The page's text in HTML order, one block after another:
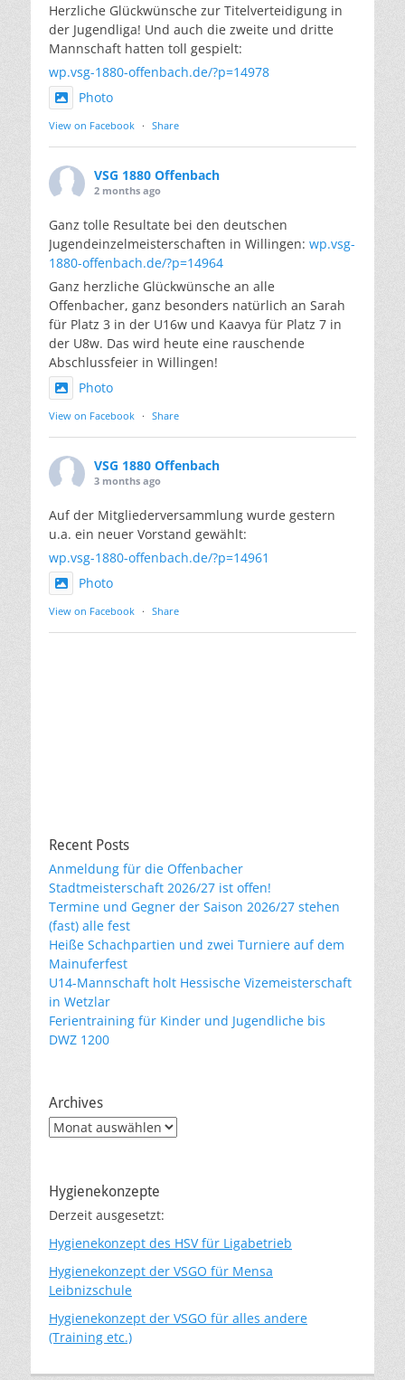
Herzliche Glückwünsche zur Titelverteidigung in
der Jugendliga! Und auch die zweite und dritte
Mannschaft hatten toll gespielt:
wp.vsg-1880-offenbach.de/?p=14978
Photo
View on Facebook · Share
VSG 1880 Offenbach
2 months ago
Ganz tolle Resultate bei den deutschen
Jugendeinzelmeisterschaften in Willingen: wp.vsg-
1880-offenbach.de/?p=14964
Ganz herzliche Glückwünsche an alle
Offenbacher, ganz besonders natürlich an Sarah
für Platz 3 in der U16w und Kaavya für Platz 7 in
der U8w. Das wird heute eine rauschende
Abschlussfeier in Willingen!
Photo
View on Facebook · Share
VSG 1880 Offenbach
3 months ago
Auf der Mitgliederversammlung wurde gestern
u.a. ein neuer Vorstand gewählt:
wp.vsg-1880-offenbach.de/?p=14961
Photo
View on Facebook · Share
Recent Posts
Anmeldung für die Offenbacher
Stadtmeisterschaft 2026/27 ist offen!
Termine und Gegner der Saison 2026/27 stehen
(fast) alle fest
Heiße Schachpartien und zwei Turniere auf dem
Mainuferfest
U14-Mannschaft holt Hessische Vizemeisterschaft
in Wetzlar
Ferientraining für Kinder und Jugendliche bis
DWZ 1200
Archives
Archives
Hygienekonzepte
Derzeit ausgesetzt:
Hygienekonzept des HSV für Ligabetrieb
Hygienekonzept der VSGO für Mensa
Leibnizschule
Hygienekonzept der VSGO für alles andere
(Training etc.)